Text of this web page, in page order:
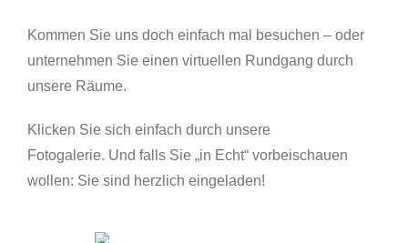
Kommen Sie uns doch einfach mal besuchen – oder
unternehmen Sie einen virtuellen Rundgang durch
unsere Räume.
Klicken Sie sich einfach durch unsere
Fotogalerie. Und falls Sie „in Echt“ vorbeischauen
wollen: Sie sind herzlich eingeladen!